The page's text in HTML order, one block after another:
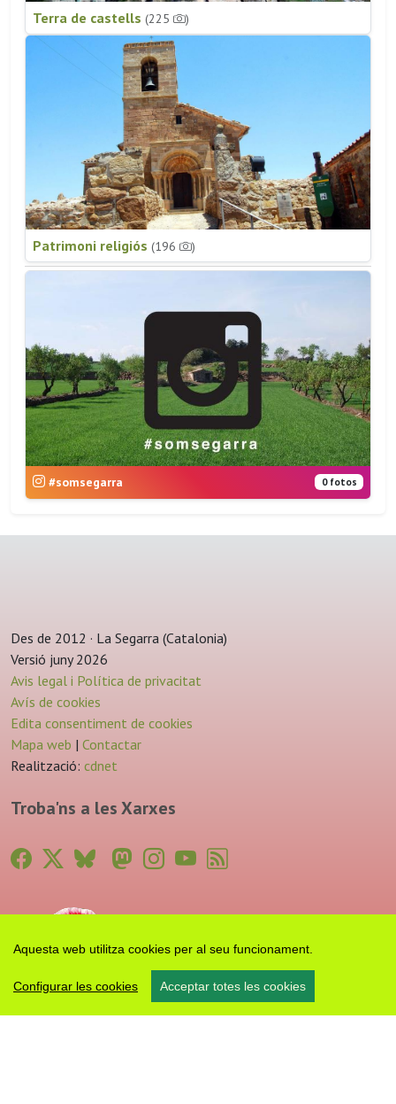
Aquesta web utilitza cookies per al seu funcionament.
Configurar les cookies Acceptar totes les cookies
Terra de castells (225 )
Patrimoni religiós (196 )
#somsegarra 0 fotos
Des de 2012 · La Segarra (Catalonia)
Versió juny 2026
Avis legal i Política de privacitat
Avís de cookies
Edita consentiment de cookies
Mapa web | Contactar
Realització: cdnet
Troba'ns a les Xarxes